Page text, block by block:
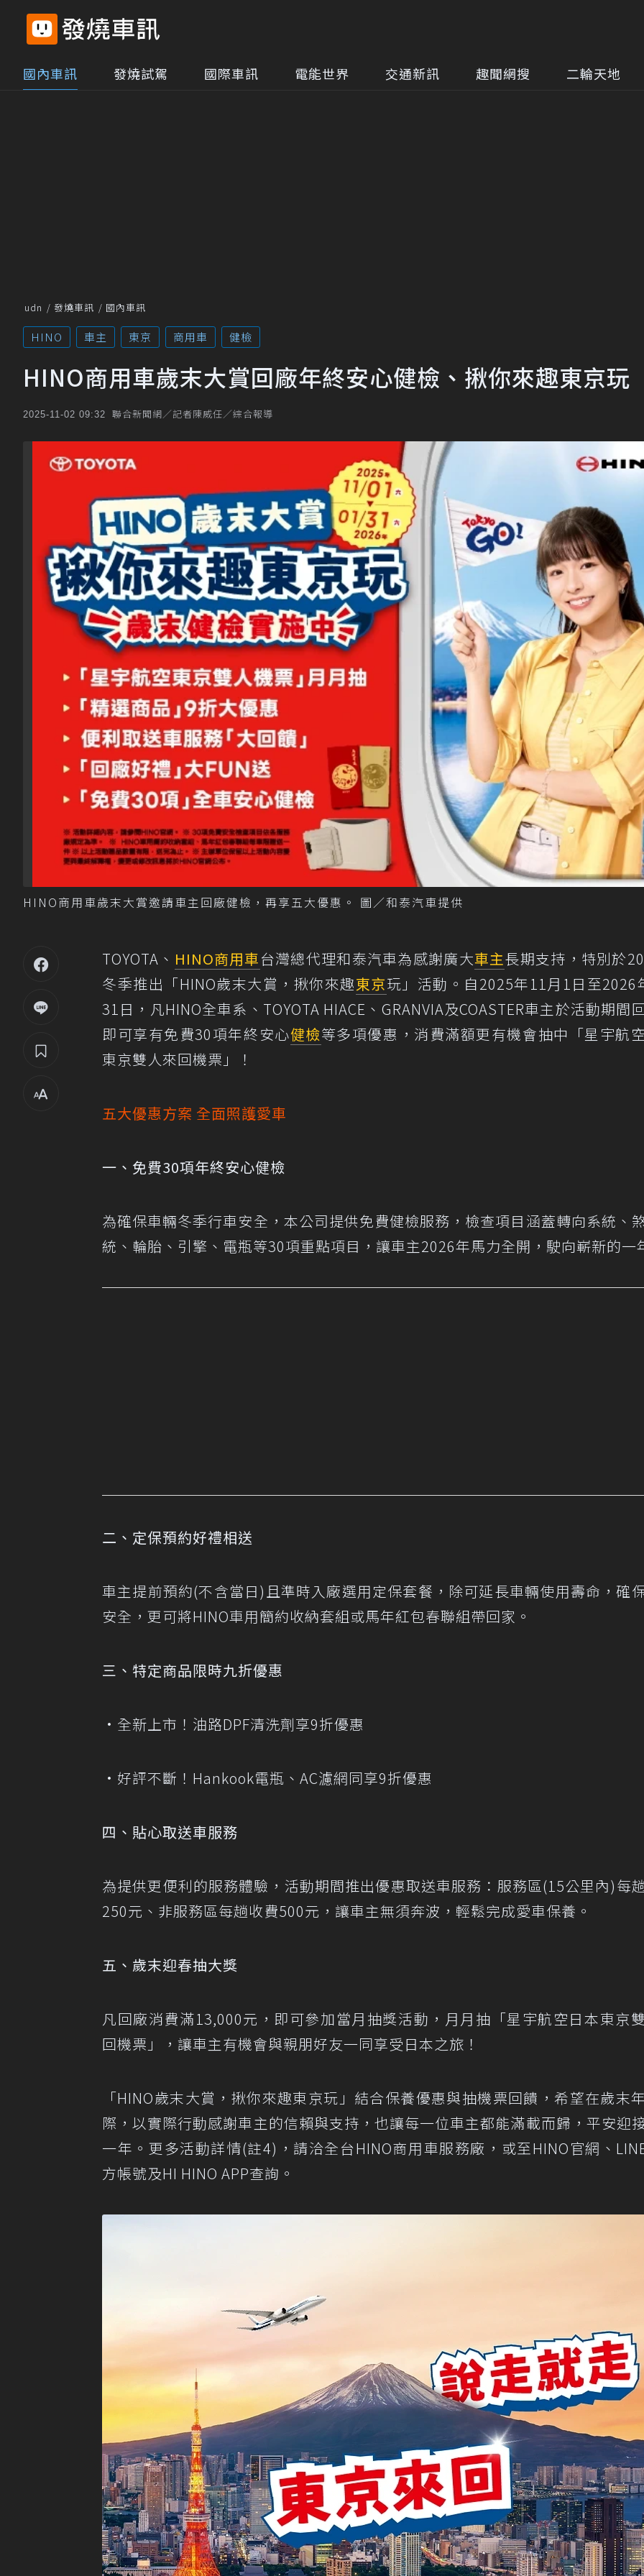
國內車訊 發燒試駕 國際車訊 電能世界 交通新訊 趣聞網搜 二輪天地
udn 發燒車訊 國內車訊
HINO 車主 東京 商用車 健檢
HINO商用車歲末大賞回廠年終安心健檢、揪你來趣東京玩
2025-11-02 09:32 聯合新聞網／記者陳威任／綜合報導
HINO商用車歲末大賞邀請車主回廠健檢，再享五大優惠。 圖／和泰汽車提供
TOYOTA、 HINO商用車台灣總代理和泰汽車為感謝廣大車主長期支持，特別於
冬季推出「HINO歲末大賞，揪你來趣東京玩」活動。自2025年11月1日至2026
31日，凡HINO全車系、TOYOTA HIACE、GRANVIA及COASTER車主於活動期間
即可享有免費30項年終安心健檢等多項優惠，消費滿額更有機會抽中「星宇航
東京雙人來回機票」！
五大優惠方案 全面照護愛車
一、免費30項年終安心健檢
為確保車輛冬季行車安全，本公司提供免費健檢服務，檢查項目涵蓋轉向系統、
統、輪胎、引擎、電瓶等30項重點項目，讓車主2026年馬力全開，駛向嶄新的一
二、定保預約好禮相送
車主提前預約(不含當日)且準時入廠選用定保套餐，除可延長車輛使用壽命，確
安全，更可將HINO車用簡約收納套組或馬年紅包春聯組帶回家。
三、特定商品限時九折優惠
•全新上市！油路DPF清洗劑享9折優惠
•好評不斷！Hankook電瓶、AC濾網同享9折優惠
四、貼心取送車服務
為提供更便利的服務體驗，活動期間推出優惠取送車服務：服務區(15公里內)每
250元、非服務區每趟收費500元，讓車主無須奔波，輕鬆完成愛車保養。
五、歲末迎春抽大獎
凡回廠消費滿13,000元，即可參加當月抽獎活動，月月抽「星宇航空日本東京
回機票」，讓車主有機會與親朋好友一同享受日本之旅！
「HINO歲末大賞，揪你來趣東京玩」結合保養優惠與抽機票回饋，希望在歲末
際，以實際行動感謝車主的信賴與支持，也讓每一位車主都能滿載而歸，平安迎
一年。更多活動詳情(註4)，請洽全台HINO商用車服務廠，或至HINO官網、
方帳號及HI HINO APP查詢。